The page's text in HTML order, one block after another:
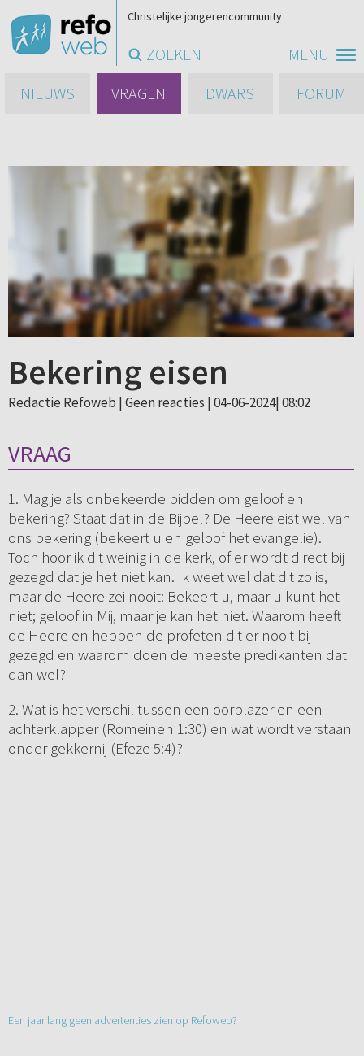
MENU
Christelijke jongerencommunity
ZOEKEN
NIEUWS
VRAGEN DWARS FORUM
Bekering eisen
Redactie Refoweb | Geen reacties | 04-06-2024| 08:02
VRAAG
1. Mag je als onbekeerde bidden om geloof en
bekering? Staat dat in de Bijbel? De Heere eist wel van
ons bekering (bekeert u en geloof het evangelie).
Toch hoor ik dit weinig in de kerk, of er wordt direct bij
gezegd dat je het niet kan. Ik weet wel dat dit zo is,
maar de Heere zei nooit: Bekeert u, maar u kunt het
niet; geloof in Mij, maar je kan het niet. Waarom heeft
de Heere en hebben de profeten dit er nooit bij
gezegd en waarom doen de meeste predikanten dat
dan wel?
2. Wat is het verschil tussen een oorblazer en een
achterklapper (Romeinen 1:30) en wat wordt verstaan
onder gekkernij (Efeze 5:4)?
Een jaar lang geen advertenties zien op Refoweb?